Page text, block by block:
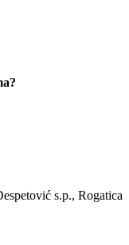
s.p., Rogatica